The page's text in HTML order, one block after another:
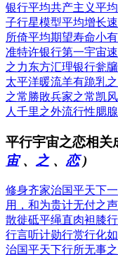
银行平均共产主义平
子行星模型平均增长
所倚平均期望寿命小
准特许银行第一宇宙
之力东方汇理银行瓮
太平洋暖流羊有跪乳
之常勝敗兵家之常凯
人千里之外流行性腮
平行宇宙之恋相关
宙、 之、 恋)
修身齐家治国平天下
用，和为贵计无付之
散徙砥平绳直肉袒膝行
行言听计勋行赏行化
治国平天下行所无事